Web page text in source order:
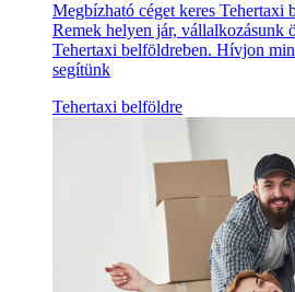
Megbízható céget keres Tehertaxi
Remek helyen jár, vállalkozásunk
Tehertaxi belföldreben. Hívjon
segítünk
Tehertaxi belföldre